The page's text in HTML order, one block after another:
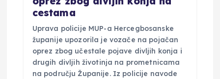
cestama
Uprava policije MUP-a Hercegbosanske
županije upozorila je vozače na pojačan
oprez zbog učestale pojave divljih konja i
drugih divljih životinja na prometnicama
na području Županije. Iz policije navode